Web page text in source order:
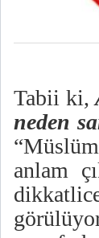
Tabii ki,
neden
anlam